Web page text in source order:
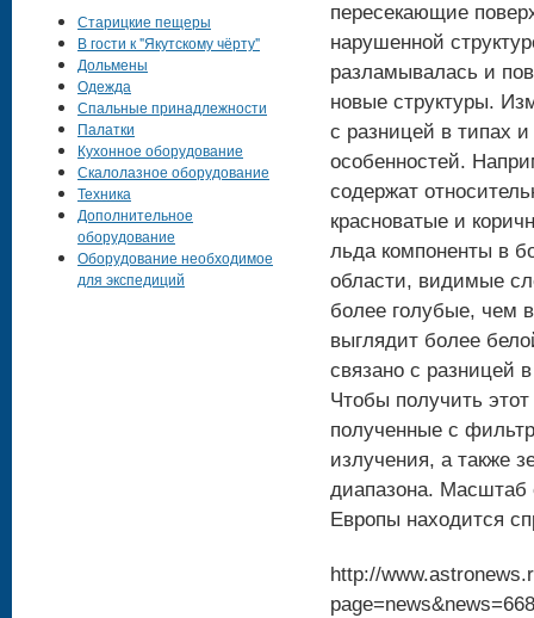
пересекающие
нарушенной
разламывалась и
новые структуры.
с разницей в типах
особенностей.
содержат
красноватые и
льда компоненты в
области, видимые
более голубые, чем
выглядит более
связано с разницей
Чтобы получить
полученные с
излучения, а также
диапазона. Масштаб
Европы находится
http://
Старицкие пещеры
В гости к "Якутскому чёрту"
Дольмены
Одежда
Спальные принадлежности
Палатки
Кухонное оборудование
Скалолазное оборудование
Техника
Дополнительное
оборудование
Оборудование необходимое
для экспедиций